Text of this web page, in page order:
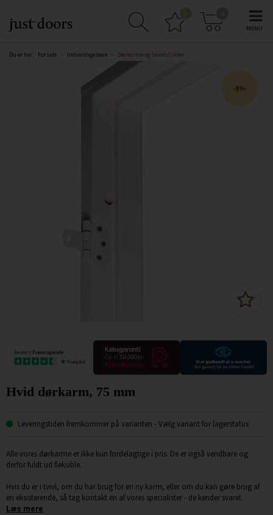
Du er her: Forside › Indvendige døre › Dørkarme og bundstykker
8%
Hvid dørkarm, 75 mm
Leveringstiden fremkommer på varianten - Vælg variant for lagerstatus
Alle vores dørkarme er ikke kun fordelagtige i pris. De er også vendbare og
derfor fuldt ud fleksible.
Hvis du er i tvivl, om du har brug for en ny karm, eller om du kan gøre brug af
en eksisterende, så tag kontakt en af vores specialister - de kender svaret.
Læs mere